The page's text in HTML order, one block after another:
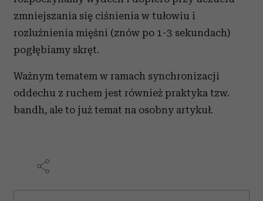
zmniejszania się ciśnienia w tułowiu i
rozluźnienia mięśni (znów po 1-3 sekundach)
pogłębiamy skręt.
Ważnym tematem w ramach synchronizacji
oddechu z ruchem jest również praktyka tzw.
bandh, ale to już temat na osobny artykuł.